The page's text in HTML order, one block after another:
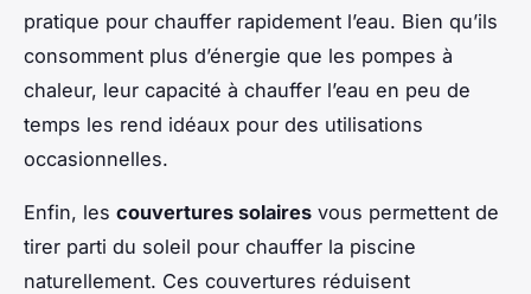
pratique pour chauffer rapidement l’eau. Bien qu’ils
consomment plus d’énergie que les pompes à
chaleur, leur capacité à chauffer l’eau en peu de
temps les rend idéaux pour des utilisations
occasionnelles.
Enfin, les couvertures solaires vous permettent de
tirer parti du soleil pour chauffer la piscine
naturellement. Ces couvertures réduisent